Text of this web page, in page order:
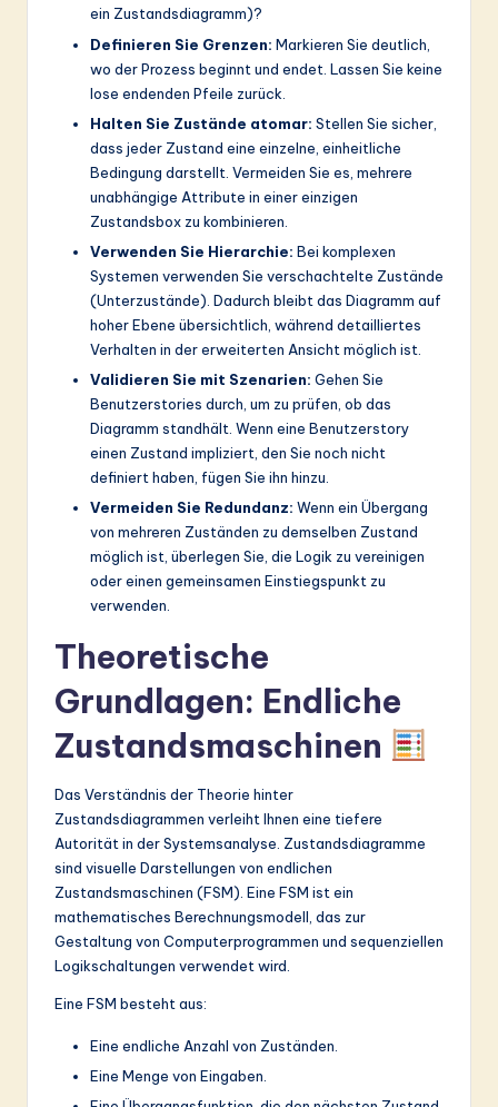
ein Zustandsdiagramm)?
Definieren Sie Grenzen: Markieren Sie deutlich,
wo der Prozess beginnt und endet. Lassen Sie keine
lose endenden Pfeile zurück.
Halten Sie Zustände atomar: Stellen Sie sicher,
dass jeder Zustand eine einzelne, einheitliche
Bedingung darstellt. Vermeiden Sie es, mehrere
unabhängige Attribute in einer einzigen
Zustandsbox zu kombinieren.
Verwenden Sie Hierarchie: Bei komplexen
Systemen verwenden Sie verschachtelte Zustände
(Unterzustände). Dadurch bleibt das Diagramm auf
hoher Ebene übersichtlich, während detailliertes
Verhalten in der erweiterten Ansicht möglich ist.
Validieren Sie mit Szenarien: Gehen Sie
Benutzerstories durch, um zu prüfen, ob das
Diagramm standhält. Wenn eine Benutzerstory
einen Zustand impliziert, den Sie noch nicht
definiert haben, fügen Sie ihn hinzu.
Vermeiden Sie Redundanz: Wenn ein Übergang
von mehreren Zuständen zu demselben Zustand
möglich ist, überlegen Sie, die Logik zu vereinigen
oder einen gemeinsamen Einstiegspunkt zu
verwenden.
Theoretische
Grundlagen: Endliche
Zustandsmaschinen
Das Verständnis der Theorie hinter
Zustandsdiagrammen verleiht Ihnen eine tiefere
Autorität in der Systemsanalyse. Zustandsdiagramme
sind visuelle Darstellungen von endlichen
Zustandsmaschinen (FSM). Eine FSM ist ein
mathematisches Berechnungsmodell, das zur
Gestaltung von Computerprogrammen und sequenziellen
Logikschaltungen verwendet wird.
Eine FSM besteht aus:
Eine endliche Anzahl von Zuständen.
Eine Menge von Eingaben.